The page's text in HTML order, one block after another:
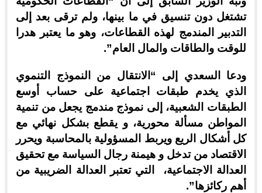
تشتغل دون تنسيق في ما بينها، ولم ترقى بعد إلى
التدبير المندمج لهذه القطاعات، وهو ما يعتبر هدرا
للوقت والطاقات والمال العام”.
ودعا السعدي إلى “الانتقال من النموذج التنموي
الذي يخدم طبقات اجتماعية على حساب أوسع
الطبقات الشعبية، إلى نموذج مندمج يجعل من تنمية
المواطن مسألة محورية، و يقطع بشكل نهائي مع
كل أشكال الريع ويربط المسؤولية بالمحاسبة ويحرر
الاقتصاد من تدخل و هيمنة رجال السياسة مع تحقيق
العدالة الاجتماعية، التي تعتبر العدالة الضريبية من
أهم ركائزها”.